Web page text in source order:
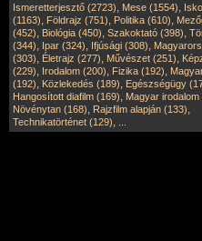
Ismeretterjesztő (2723), Mese (1554),
(1163), Földrajz (751), Politika (610),
(452), Biológia (450), Szakoktató (398),
(344), Ipar (324), Ifjúsági (308),
(303), Életrajz (277), Művészet (251),
(229), Irodalom (200), Fizika (192),
(192), Közlekedés (189), Egészségügy
Hangosított diafilm (169), Magyar irodalom
Növénytan (168), Rajzfilm alapján (133),
Technikatörténet (129),